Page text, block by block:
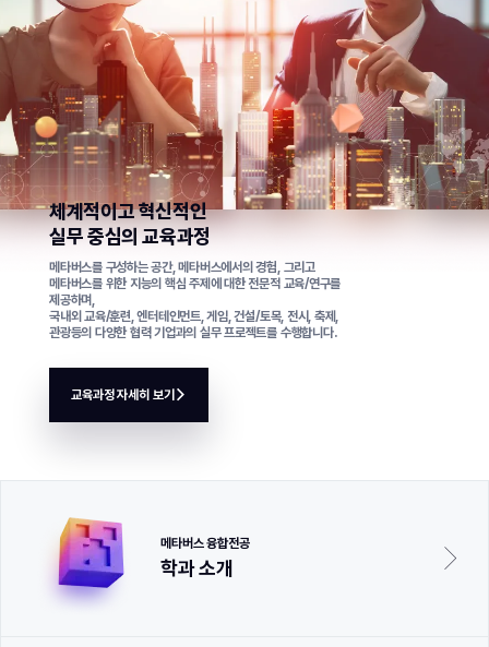
체계적이고 혁신적인
실무 중심의 교육과정
메타버스를 구성하는 공간, 메타버스에서의 경험, 그리고
메타버스를 위한 지능의 핵심 주제에 대한 전문적 교육/연구를
제공하며,
국내외 교육/훈련, 엔터테인먼트, 게임, 건설/토목, 전시, 축제,
관광등의 다양한 협력 기업과의 실무 프로젝트를 수행합니다.
교육과정 자세히 보기
메타버스 융합전공
학과 소개